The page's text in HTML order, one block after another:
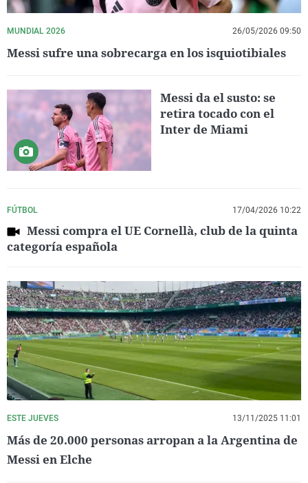
MUNDIAL 2026 26/05/2026 09:50
Messi sufre una sobrecarga en los isquiotibiales
Messi da el susto: se
retira tocado con el
Inter de Miami
FÚTBOL 17/04/2026 10:22
Messi compra el UE Cornellà, club de la quinta
categoría española
ESTE JUEVES 13/11/2025 11:01
Más de 20.000 personas arropan a la Argentina de
Messi en Elche